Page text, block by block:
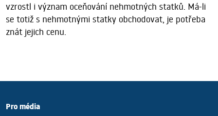
vzrostl i význam oceňování nehmotných statků. Má-li
se totiž s nehmotnými statky obchodovat, je potřeba
znát jejich cenu.
Pro média